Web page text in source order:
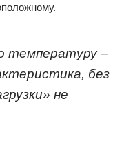
температуру –
без
не